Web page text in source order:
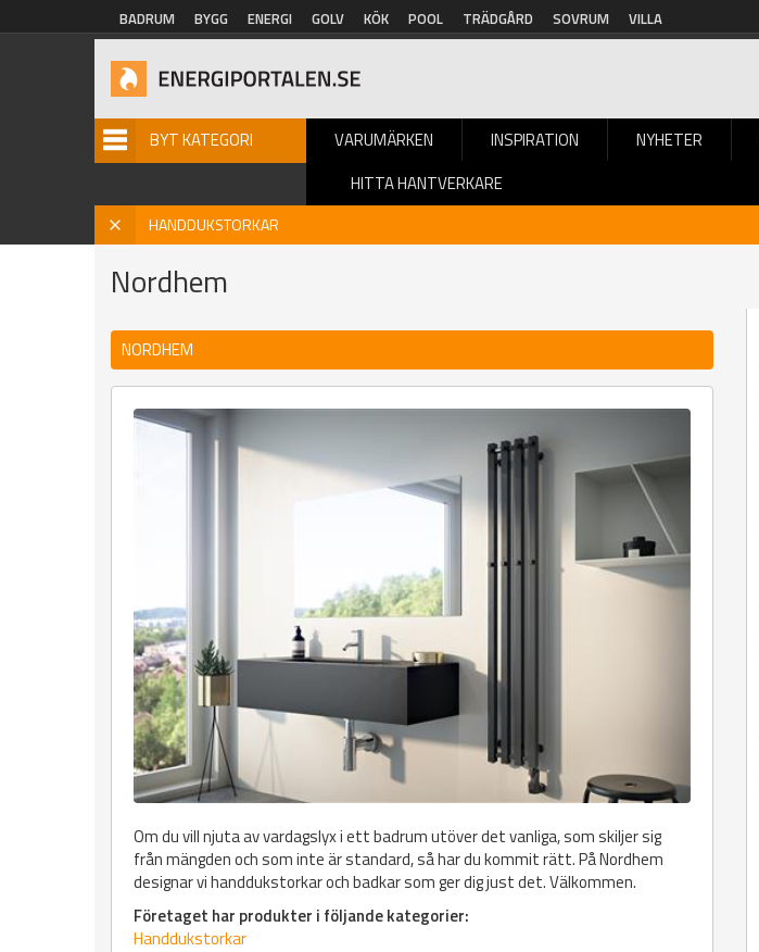
Hoppa till huvudinnehåll
BADRUM BYGG ENERGI GOLV KÖK POOL TRÄDGÅRD SOVRUM VILLA
BYT KATEGORI VARUMÄRKEN INSPIRATION NYHETER
HITTA HANTVERKARE
HANDDUKSTORKAR
Hem »Varumärke» Nordhem
Nordhem
NORDHEM
Om du vill njuta av vardagslyx i ett badrum utöver det vanliga, som skiljer sig
från mängden och som inte är standard, så har du kommit rätt. På Nordhem
designar vi handdukstorkar och badkar som ger dig just det. Välkommen.
Företaget har produkter i följande kategorier:
Handdukstorkar